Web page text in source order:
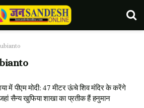
में पीएम मोदी: 47 मीटर ऊंचे शिव मंदिर के करेंगे
सैन्य खुफिया शाखा का प्रतीक हैं हनुमान